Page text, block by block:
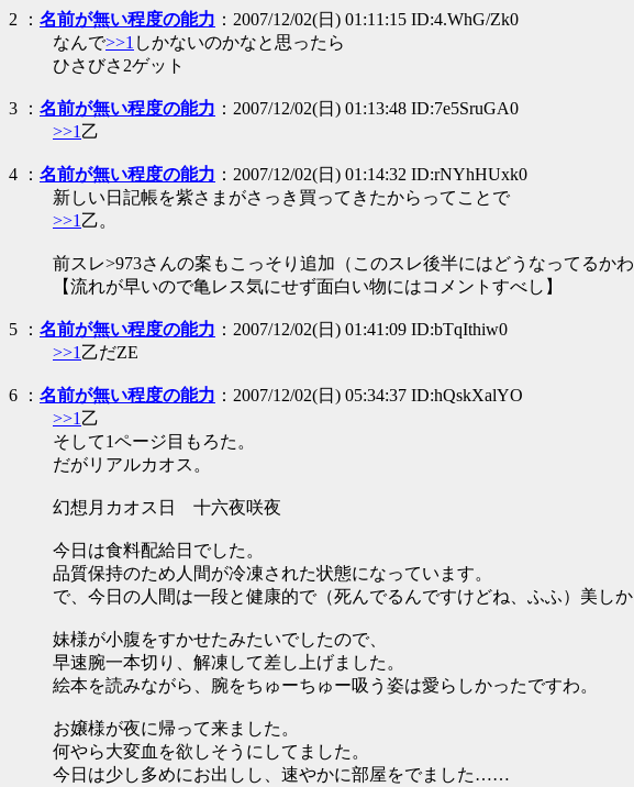
2 ： 名前が無い程度の能力 ：2007/12/02(日) 01:11:15 ID:4.WhG/Zk0
なんで>>1 しかないのかなと思ったら
ひさびさ2ゲット
3 ： 名前が無い程度の能力 ：2007/12/02(日) 01:13:48 ID:7e5SruGA0
>>1 乙
4 ： 名前が無い程度の能力 ：2007/12/02(日) 01:14:32 ID:rNYhHUxk0
新しい日記帳を紫さまがさっき買ってきたからってことで
>>1 乙。
前スレ>973さんの案もこっそり追加（このスレ後半にはどうなってるかわ
【流れが早いので亀レス気にせず面白い物にはコメントすべし】
5 ： 名前が無い程度の能力 ：2007/12/02(日) 01:41:09 ID:bTqIthiw0
>>1 乙だZE
6 ： 名前が無い程度の能力 ：2007/12/02(日) 05:34:37 ID:hQskXalYO
>>1 乙
そして1ページ目もろた。
だがリアルカオス。
幻想月カオス日 十六夜咲夜
今日は食料配給日でした。
品質保持のため人間が冷凍された状態になっています。
で、今日の人間は一段と健康的で（死んでるんですけどね、ふふ）美しか
妹様が小腹をすかせたみたいでしたので、
早速腕一本切り、解凍して差し上げました。
絵本を読みながら、腕をちゅーちゅー吸う姿は愛らしかったですわ。
お嬢様が夜に帰って来ました。
何やら大変血を欲しそうにしてました。
今日は少し多めにお出しし、速やかに部屋をでました……